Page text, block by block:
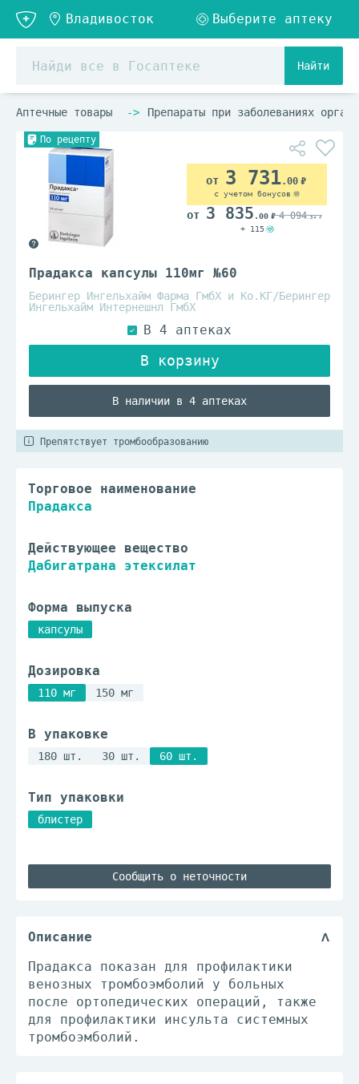
Найти
Аптечные товары Препараты при заболеваниях
По рецепту
Прадакса капсулы 110мг №60
Берингер Ингельхайм Фарма ГмбХ и Ко.КГ/Берингер
Ингельхайм Интернешнл ГмбХ
В наличии в 4 аптеках
3 731.00
с учетом бонусов
3 835 .00 4 094.34
+ 115
Препятствует тромбообразованию
Торговое наименование
Прадакса
Действующее вещество
Дабигатрана этексилат
Форма выпуска
капсулы
Дозировка
110 мг 150 мг
В упаковке
180 шт. 30 шт. 60 шт.
Тип упаковки
блистер
Сообщить о неточности
Описание
Прадакса показан для профилактики
венозных тромбоэмболий у больных
после ортопедических операций, также
для профилактики инсульта системных
тромбоэмболий.